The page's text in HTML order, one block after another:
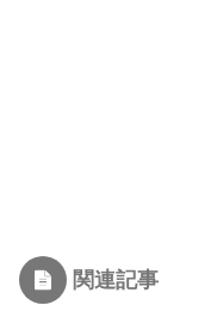
関連記事